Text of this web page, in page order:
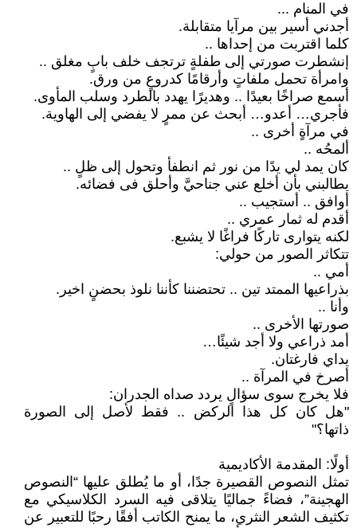
في المنام ...
أجدني أسير بين مرآيا متقابلة.
كلما اقتربت من إحداها ..
إنشطرت صورتي إلى طفلةٍ ترتجف خلف بابٍ مغلق ..
وامرأة تحمل ملفاتٍ وأرقامًا كدروعٍ من ورق.
أسمع صراخًا بعيدًا .. وهديرًا يهدد بالطرد وسلب المأوى.
فأجري… أعدو… أبحث عن ممرٍ لا يفضي إلى الهاوية.
في مرآةٍ أخرى ..
ألمحُه ..
كان يمد لي يدًا من نور ثم انطفأ وتحول إلى ظلٍ ..
يطالبني بأن أخلع عني جناحيَّ وأحلق فى فضائه.
أوافق .. أستجيب ..
أقدم له ثمار عمري ..
لكنه يتوارى تاركًا فراغًا لا يشبع.
تتكاثر الصور من حولي:
أمي ..
بذراعيها الممتد تين .. تحتضننا كأننا نلوذ بحضنٍ اخير.
وأنا ..
صورتها الأخرى ..
أمد ذراعي ولا أجد شيئًا…
يداي فارغتان.
أصرخ في المرآة ..
فلا يخرج سوى سؤالٍ يردد صداه الجدران:
"هل كان كل هذا الركض .. فقط لأصل إلى الصورة
ذاتها؟"
أولًا: المقدمة الأكاديمية
تمثل النصوص القصيرة جدًا، أو ما يُطلق عليها “النصوص
الهجينة”، فضاءً جماليًا يتلاقى فيه السرد الكلاسيكي مع
تكثيف الشعر النثري، ما يمنح الكاتب أفقًا رحبًا للتعبير عن